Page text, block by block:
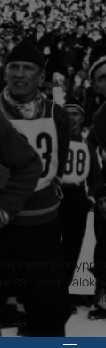
kisat 1959.